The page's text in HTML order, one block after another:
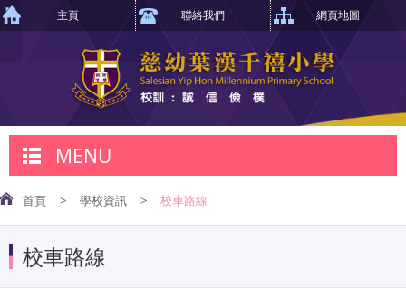
主頁 聯絡我們 網頁地圖
MENU
首頁 > 學校資訊 > 校車路線
校車路線